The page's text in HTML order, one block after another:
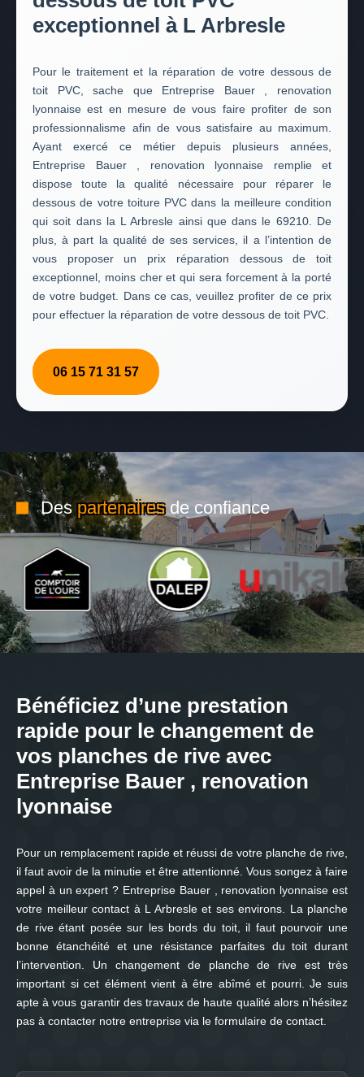
exceptionnel à L Arbresle
Pour le traitement et la réparation de votre dessous de
toit PVC, sache que Entreprise Bauer , renovation
lyonnaise est en mesure de vous faire profiter de son
professionnalisme afin de vous satisfaire au maximum.
Ayant exercé ce métier depuis plusieurs années,
Entreprise Bauer , renovation lyonnaise remplie et
dispose toute la qualité nécessaire pour réparer le
dessous de votre toiture PVC dans la meilleure condition
qui soit dans la L Arbresle ainsi que dans le 69210. De
plus, à part la qualité de ses services, il a l’intention de
vous proposer un prix réparation dessous de toit
exceptionnel, moins cher et qui sera forcement à la porté
de votre budget. Dans ce cas, veuillez profiter de ce prix
pour effectuer la réparation de votre dessous de toit PVC.
06 15 71 31 57
Despartenairesde confiance
Bénéficiez d’une prestation
rapide pour le changement de
vos planches de rive avec
Entreprise Bauer , renovation
lyonnaise
Pour un remplacement rapide et réussi de votre planche de rive,
il faut avoir de la minutie et être attentionné. Vous songez à faire
appel à un expert ? Entreprise Bauer , renovation lyonnaise est
votre meilleur contact à L Arbresle et ses environs. La planche
de rive étant posée sur les bords du toit, il faut pourvoir une
bonne étanchéité et une résistance parfaites du toit durant
l’intervention. Un changement de planche de rive est très
important si cet élément vient à être abîmé et pourri. Je suis
apte à vous garantir des travaux de haute qualité alors n’hésitez
pas à contacter notre entreprise via le formulaire de contact.